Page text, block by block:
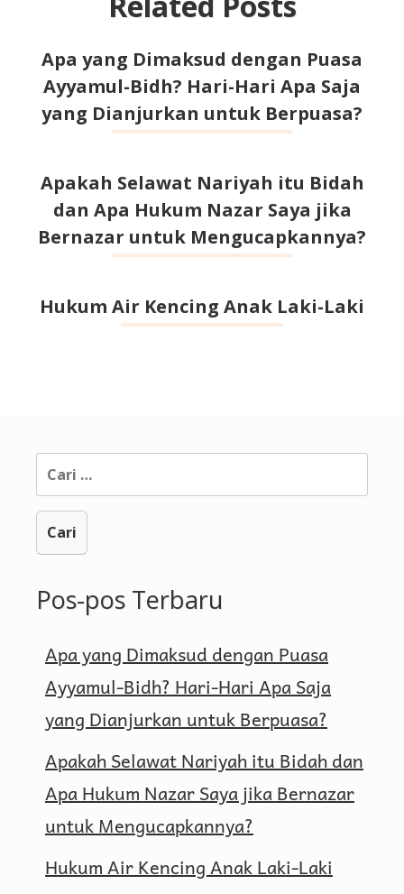
Apa yang Dimaksud dengan Puasa
Ayyamul-Bidh? Hari-Hari Apa Saja
yang Dianjurkan untuk Berpuasa?
Apakah Selawat Nariyah itu Bidah
dan Apa Hukum Nazar Saya jika
Bernazar untuk Mengucapkannya?
Hukum Air Kencing Anak Laki-Laki
Cari
untuk:
Pos-pos Terbaru
Apa yang Dimaksud dengan Puasa
Ayyamul-Bidh? Hari-Hari Apa Saja
yang Dianjurkan untuk Berpuasa?
Apakah Selawat Nariyah itu Bidah dan
Apa Hukum Nazar Saya jika Bernazar
untuk Mengucapkannya?
Hukum Air Kencing Anak Laki-Laki